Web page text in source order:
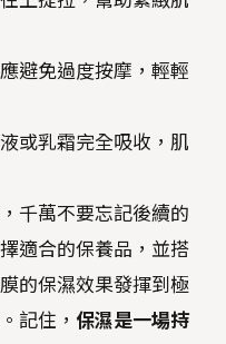
避免過度按摩，輕輕
或乳霜完全吸收，肌
千萬不要忘記後續的
適合的保養品，並搭
的保濕效果發揮到極
記住， 保濕是一場持